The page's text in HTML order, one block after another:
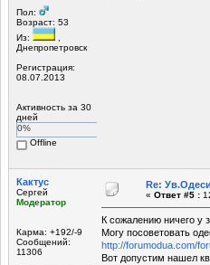
Пол:
Возраст: 53
Из:
Днепропетровск
Регистрация:
08.07.2013
Активность за 30
дней
0%
Offline
Кактус
Сергей
Модератор
Карма: +192/-9
Сообщений:
11306
Re:
« Ответ #5 :
К сожалению ничего у
Могу посоветовать
http://forumodua.com/
Вот допустим нашел